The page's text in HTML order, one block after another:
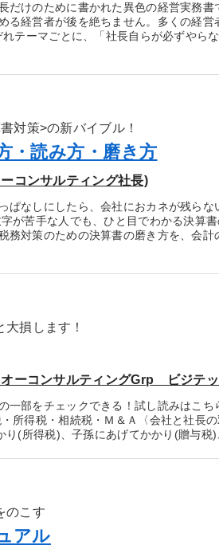
だけのために書かれた異色の経営実
る経営者が後を絶ちません。多くの経
ーマごとに、「社長自らが必ずやら
対策>の新バイブル！
・読み方・磨き方
コンサルティング社長)
ぱなしにしたら、会社におカネが残ら
苦手な人でも、ひと目でわかる決算
務対策のための決算書の磨き方を、会
大損します！
ーコンサルティングGrp ビジテ
一部をチェックできる！試し読みはこ
所得税・相続税・Ｍ＆Ａ〈会社と社長
り(所得税)、子孫にあげてかかり(贈与
のこす
アル